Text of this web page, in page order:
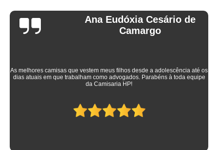
Ana Eudóxia Cesário de
Camargo
As melhores camisas que vestem meus filhos desde a adolescência até os
dias atuais em que trabalham como advogados. Parabéns à toda equipe
da Camisaria HP!